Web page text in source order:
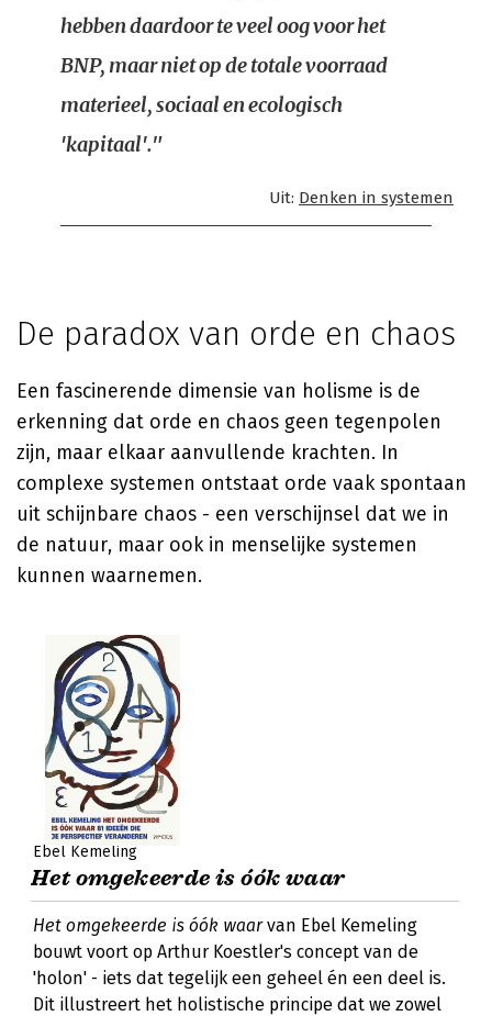
hebben daardoor te veel oog voor het
BNP, maar niet op de totale voorraad
materieel, sociaal en ecologisch
'kapitaal'."
Uit: Denken in systemen
De paradox van orde en chaos
Een fascinerende dimensie van holisme is de
erkenning dat orde en chaos geen tegenpolen
zijn, maar elkaar aanvullende krachten. In
complexe systemen ontstaat orde vaak spontaan
uit schijnbare chaos - een verschijnsel dat we in
de natuur, maar ook in menselijke systemen
kunnen waarnemen.
Ebel Kemeling
Het omgekeerde is óók waar
Het omgekeerde is óók waarvan Ebel Kemeling
bouwt voort op Arthur Koestler's concept van de
'holon' - iets dat tegelijk een geheel én een deel is.
Dit illustreert het holistische principe dat we zowel